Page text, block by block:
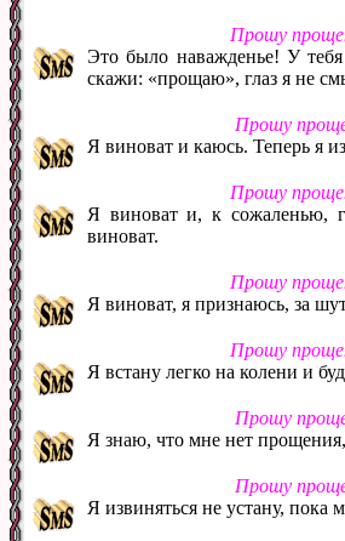
Прошу
Это было наважденье! У
скажи: «прощаю», глаз я не
Прошу
Я виноват и каюсь. Теперь я
Прошу
Я виноват и, к сожаленью,
виноват.
Прошу
Я виноват, я признаюсь, за
Прошу
Я встану легко на колени и
Прошу
Я знаю, что мне нет
Прошу
Я извиняться не устану,